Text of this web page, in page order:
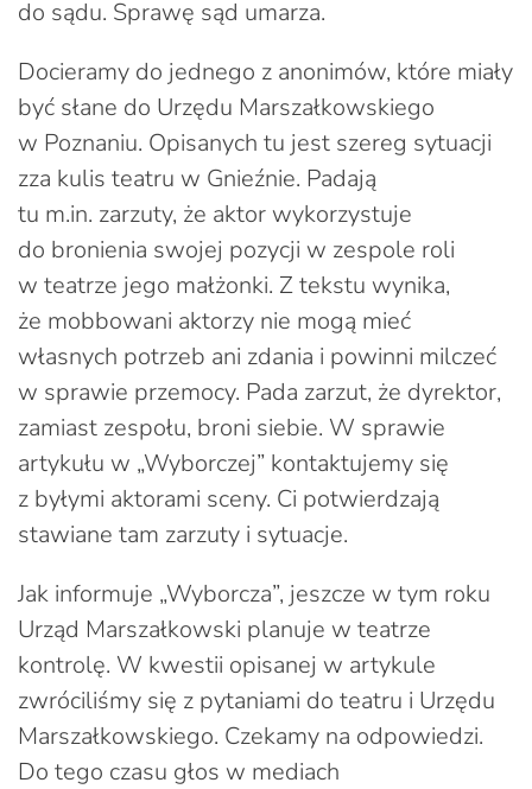
do sądu. Sprawę sąd umarza.
Docieramy do jednego z anonimów, które miały
być słane do Urzędu Marszałkowskiego
w Poznaniu. Opisanych tu jest szereg sytuacji
zza kulis teatru w Gnieźnie. Padają
tu m.in. zarzuty, że aktor wykorzystuje
do bronienia swojej pozycji w zespole roli
w teatrze jego małżonki. Z tekstu wynika,
że mobbowani aktorzy nie mogą mieć
własnych potrzeb ani zdania i powinni milczeć
w sprawie przemocy. Pada zarzut, że dyrektor,
zamiast zespołu, broni siebie. W sprawie
artykułu w „Wyborczej” kontaktujemy się
z byłymi aktorami sceny. Ci potwierdzają
stawiane tam zarzuty i sytuacje.
Jak informuje „Wyborcza”, jeszcze w tym roku
Urząd Marszałkowski planuje w teatrze
kontrolę. W kwestii opisanej w artykule
zwróciliśmy się z pytaniami do teatru i Urzędu
Marszałkowskiego. Czekamy na odpowiedzi.
Do tego czasu głos w mediach